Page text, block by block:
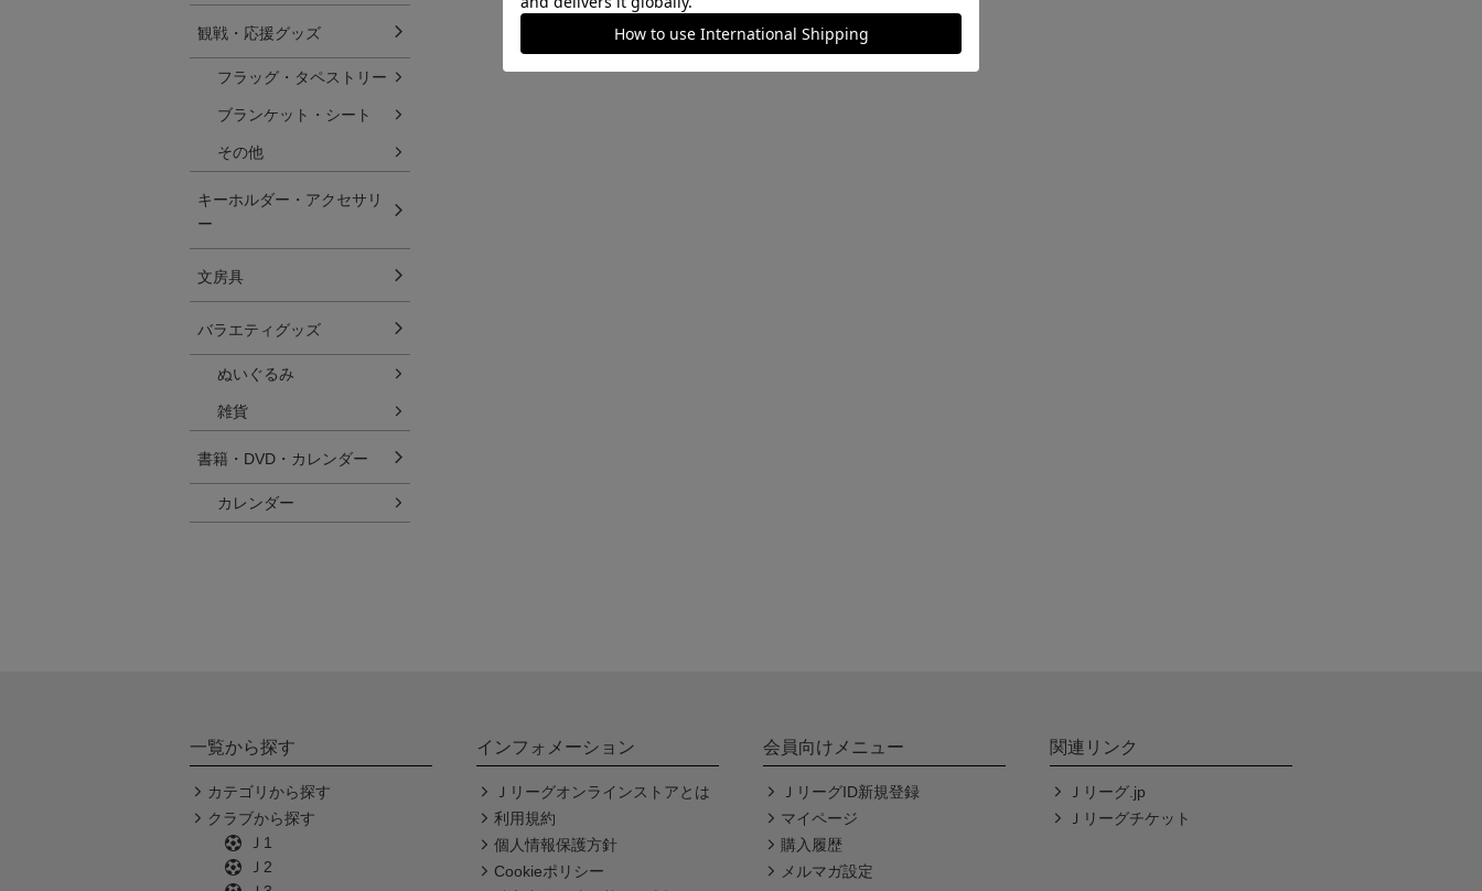
観戦・応援グッズ
フラッグ・タペストリー
ブランケット・シート
その他
キーホルダー・アクセサリ
ー
文房具
バラエティグッズ
ぬいぐるみ
雑貨
書籍・DVD・カレンダー
カレンダー
一覧から探す
カテゴリから探す
クラブから探す
Ｊ1
Ｊ2
インフォメーション
Ｊリーグオンラインストアとは
利用規約
個人情報保護方針
Cookieポリシー
会員向けメニュー
ＪリーグID新規登録
マイページ
購入履歴
メルマガ設定
関連リンク
Ｊリーグ.jp
Ｊリーグチケット